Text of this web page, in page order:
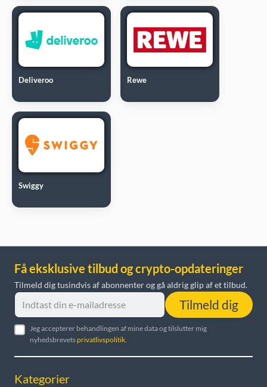
Deliveroo Rewe
Swiggy
Få eksklusive tilbud og crypto-opdateringer
Tilmeld dig tusindvis af abonnenter og gå aldrig glip af et tilbud.
Tilmeld dig
Jeg accepterer behandlingen af mine data og tilslutter mig
nyhedsbrevetsprivatlivspolitik
Kategorier